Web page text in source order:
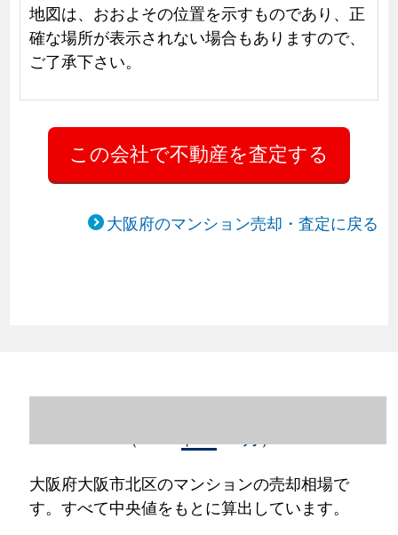
地図は、おおよその位置を示すものであり、正
確な場所が表示されない場合もありますので、
ご了承下さい。
大阪府のマンション売却・査定に戻る
大阪府大阪市北区のマンションの売却相場で
す。すべて中央値をもとに算出しています。